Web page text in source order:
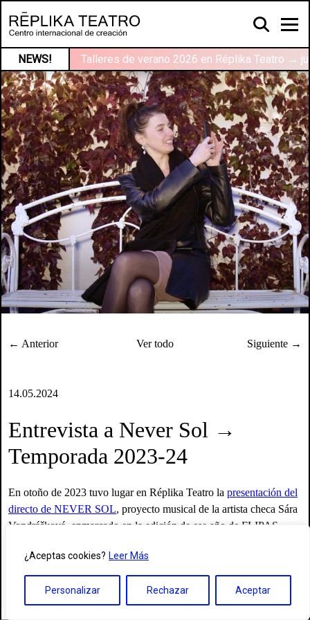
¿Aceptas cookies? Leer Más
Personalizar Rechazar Aceptar
NEWS! Talleres de verano 2026 en Réplika Teatro →
← Anterior Ver todo Siguiente →
14.05.2024
Entrevista a Never Sol →
Temporada 2023-24
En otoño de 2023 tuvo lugar en Réplika Teatro la presentación del
directo de NEVER SOL, proyecto musical de la artista checa Sára
Vondrášková, enmarcado en la edición de ese año de FLIPAS ·
procesos de composición individuales y colectivos para teatro y
danza, de la melancolía, de los primeros recuerdos musicales y del
futuro y los sueños.